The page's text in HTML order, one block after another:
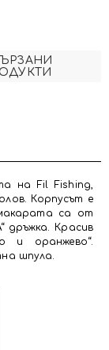
на Fil Fishing,
Корпусът е
са от
дръжка. Красив
и оранжево“.
шпула.